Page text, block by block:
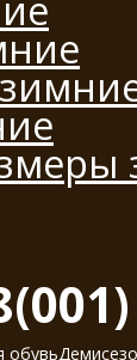
обувь